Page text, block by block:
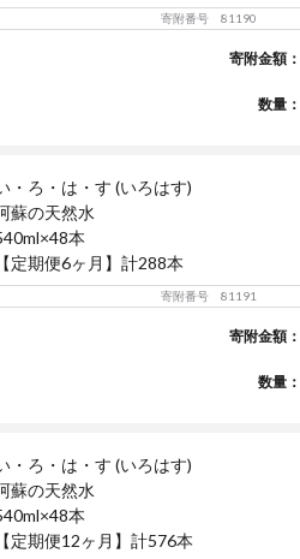
寄附番号 81190
寄附金額：
数量：
・ろ・は・す (いろはす)
蘇の天然水
本
【定期便6ヶ月】計288本
寄附番号 81191
寄附金額：
数量：
・ろ・は・す (いろはす)
蘇の天然水
本
【定期便12ヶ月】計576本